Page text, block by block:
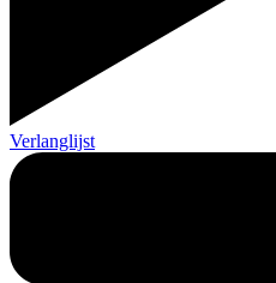
Verlanglijst